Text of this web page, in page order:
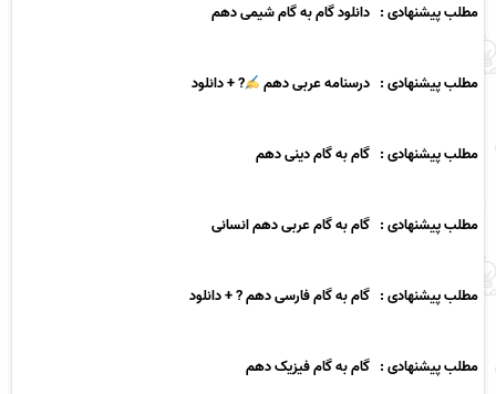
مطلب پیشنهادی : دانلود گام به گام شیمی دهم
مطلب پیشنهادی : درسنامه عربی دهم ? + دانلود
مطلب پیشنهادی : گام به گام دینی دهم
مطلب پیشنهادی : گام به گام عربی دهم انسانی
مطلب پیشنهادی : گام به گام فارسی دهم ? + دانلود
مطلب پیشنهادی : گام به گام فیزیک دهم